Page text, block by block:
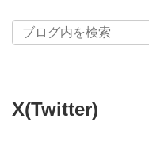
X(Twitter)